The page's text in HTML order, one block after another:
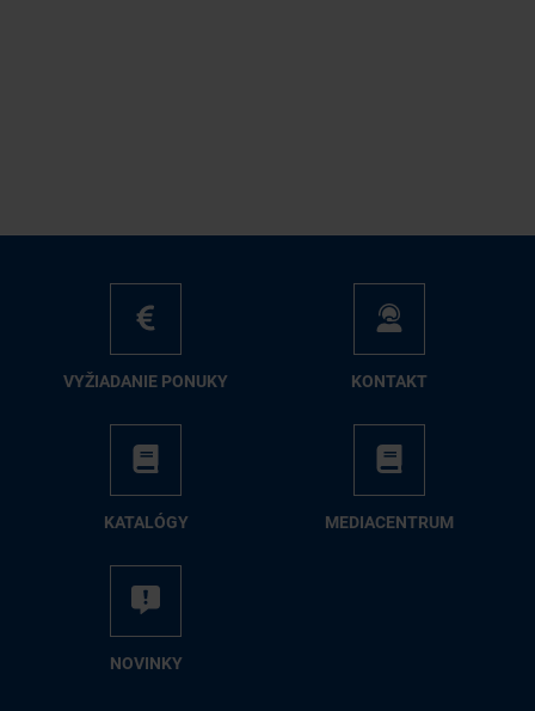
VY­ŽIA­DA­NIE PO­NU­KY KON­TAKT
KA­TA­LÓ­GY ME­DIA­CEN­TRUM
NO­VIN­KY